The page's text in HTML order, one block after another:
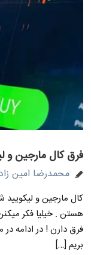
فرق کال مارجین و
محمدرضا امین
کال مارجین و لیکویید
هستن . خیلیا فکر
فرق دارن ! در ادامه
بریم […]